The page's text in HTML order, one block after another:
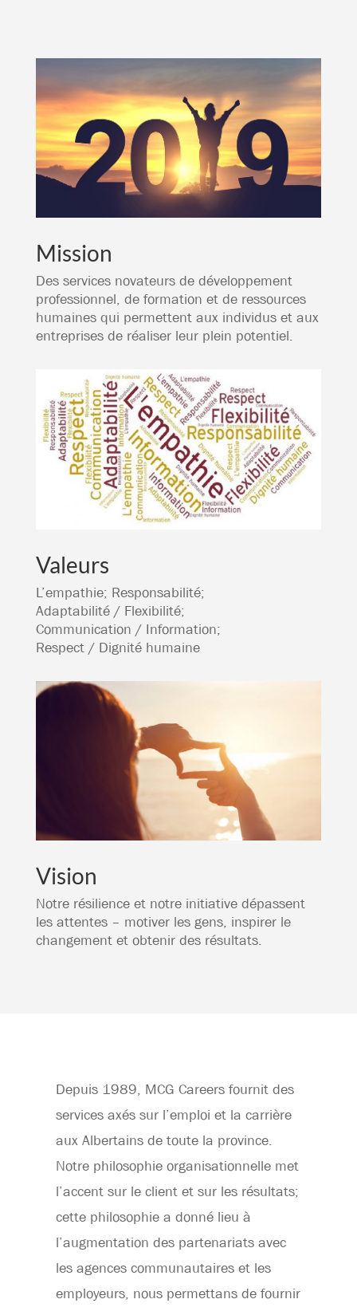
Mission
Des services novateurs de développement
professionnel, de formation et de ressources
humaines qui permettent aux individus et aux
entreprises de réaliser leur plein potentiel.
Valeurs
L’empathie; Responsabilité;
Adaptabilité / Flexibilité;
Communication / Information;
Respect / Dignité humaine
Vision
Notre résilience et notre initiative dépassent
les attentes – motiver les gens, inspirer le
changement et obtenir des résultats.
Depuis 1989, MCG Careers fournit des
services axés sur l’emploi et la carrière
aux Albertains de toute la province.
Notre philosophie organisationnelle met
l’accent sur le client et sur les résultats;
cette philosophie a donné lieu à
l’augmentation des partenariats avec
les agences communautaires et les
employeurs, nous permettans de fournir